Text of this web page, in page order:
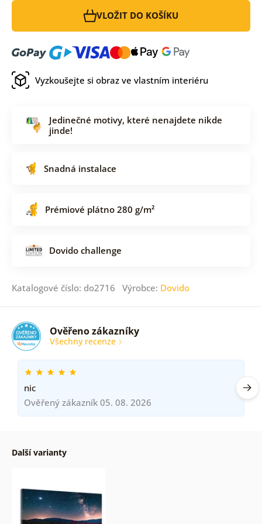
VLOŽIT DO KOŠÍKU
Vyzkoušejte si obraz ve vlastním interiéru
Jedinečné motivy, které nenajdete nikde
jinde!
Snadná instalace
Prémiové plátno 280 g/m²
Dovido challenge
Katalogové číslo: do2716 Výrobce: Dovido
Ověřeno zákazníky
Všechny recenze
nic
Ověřený zákazník 05. 08. 2026
Další varianty